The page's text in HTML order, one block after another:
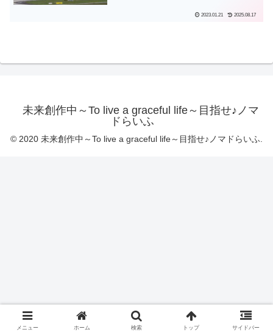
2023.01.21 2025.08.17
未来創作中～To live a graceful life～目指せ♪ノマ
ドらいふ
© 2020 未来創作中～To live a graceful life～目指せ♪ノマドらいふ.
メニュー ホーム 検索 トップ サイドバー